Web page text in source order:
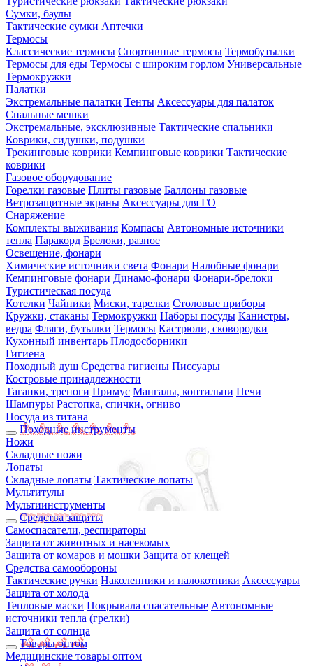
Сумки, баулы
Тактические сумки Аптечки
Термосы
Классические термосы Спортивные термосы Термобутылки
Термосы для еды Термосы с широким горлом Универсальные
Термокружки
Палатки
Экстремальные палатки Тенты Аксессуары для палаток
Спальные мешки
Экстремальные, эксклюзивные Тактические спальники
Коврики, сидушки, подушки
Трекинговые коврики Кемпинговые коврики Тактические
коврики
Газовое оборудование
Горелки газовые Плиты газовые Баллоны газовые
Ветрозащитные экраны Аксессуары для ГО
Снаряжение
Комплекты выживания Компасы Автономные источники
тепла Паракорд Брелоки, разное
Освещение, фонари
Химические источники света Фонари Налобные фонари
Кемпинговые фонари Динамо-фонари Фонари-брелоки
Туристическая посуда
Котелки Чайники Миски, тарелки Столовые приборы
Кружки, стаканы Термокружки Наборы посуды Канистры,
ведра Фляги, бутылки Термосы Кастрюли, сковородки
Кухонный инвентарь Плодосборники
Гигиена
Походный душ Средства гигиены Писсуары
Костровые принадлежности
Таганки, треноги Примус Мангалы, коптильни Печи
Шампуры Растопка, спички, огниво
Посуда из титана
Походные инструменты
Ножи
Складные ножи
Лопаты
Складные лопаты Тактические лопаты
Мультитулы
Мультиинструменты
Средства защиты
Самоспасатели, респираторы
Защита от животных и насекомых
Защита от комаров и мошки Защита от клещей
Средства самообороны
Тактические ручки Наколенники и налокотники Аксессуары
Защита от холода
Тепловые маски Покрывала спасательные Автономные
источники тепла (грелки)
Защита от солнца
Товары оптом
Медицинские товары оптом